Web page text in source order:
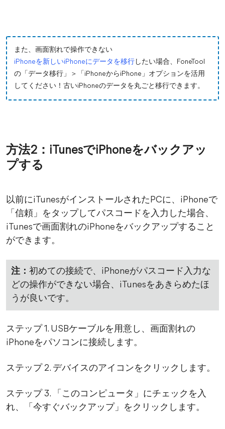
また、画面割れで操作できない
iPhoneを新しいiPhoneにデータを移行 したい場合、FoneTool
の「データ移行」＞「iPhoneからiPhone」オプションを活用
してください！古いiPhoneのデータを丸ごと移行できます。
方法2：iTunesでiPhoneをバックアッ
プする
以前にiTunesがインストールされたPCに、iPhoneで
「信頼」をタップしてパスコードを入力した場合、
iTunesで画面割れのiPhoneをバックアップすること
ができます。
注： 初めての接続で、iPhoneがパスコード入力な
どの操作ができない場合、iTunesをあきらめたほ
うが良いです。
ステップ 1. USBケーブルを用意し、画面割れの
iPhoneをパソコンに接続します。
ステップ 2. デバイスのアイコンをクリックします。
ステップ 3. 「このコンピュータ」にチェックを入
れ、「今すぐバックアップ」をクリックします。